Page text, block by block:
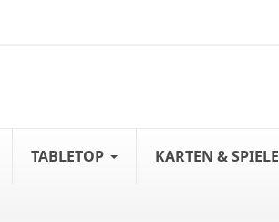
TABLETOP KARTEN & SPIELE